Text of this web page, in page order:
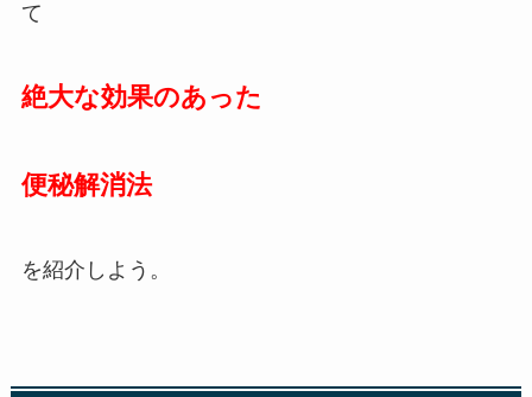
て
絶大な効果のあった
便秘解消法
を紹介しよう。